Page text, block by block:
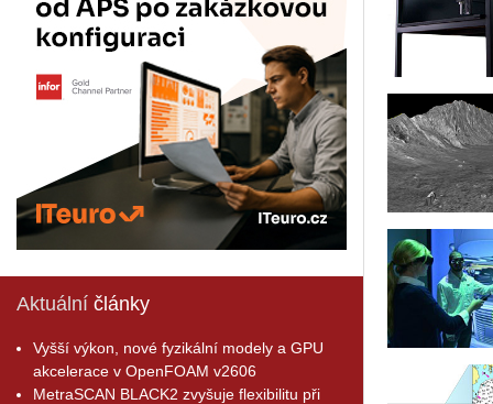
Aktuální články
Vyšší výkon, nové fyzikální modely a GPU
akcelerace v OpenFOAM v2606
MetraSCAN BLACK2 zvyšuje flexibilitu při